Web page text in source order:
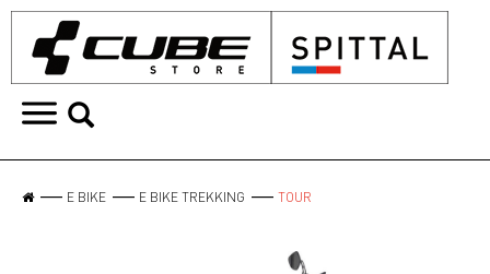
E BIKE E BIKE TREKKING TOUR